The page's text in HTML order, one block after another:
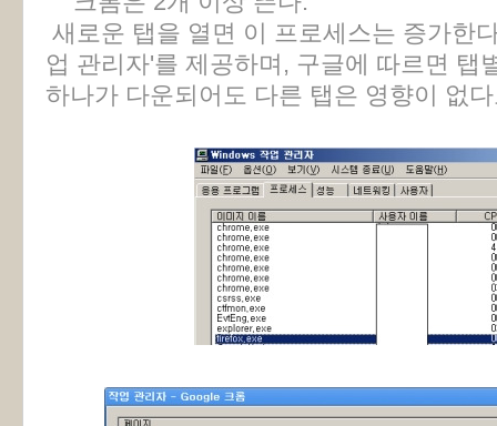
새로운 탭을 열면 이 프로세스는 증가한
업 관리자'를 제공하며, 구글에 따르면 탭
하나가 다운되어도 다른 탭은 영향이 없